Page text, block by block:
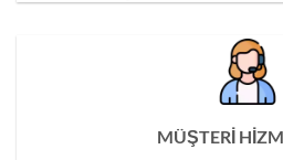
MÜŞTERİ